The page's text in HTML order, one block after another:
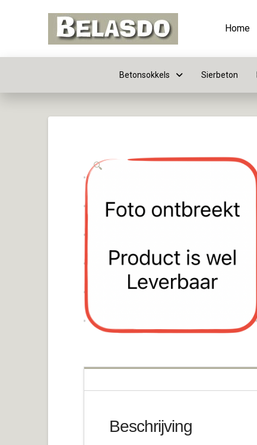
Home
Betonsokkels Sierbeton
🔍
Beschrijving